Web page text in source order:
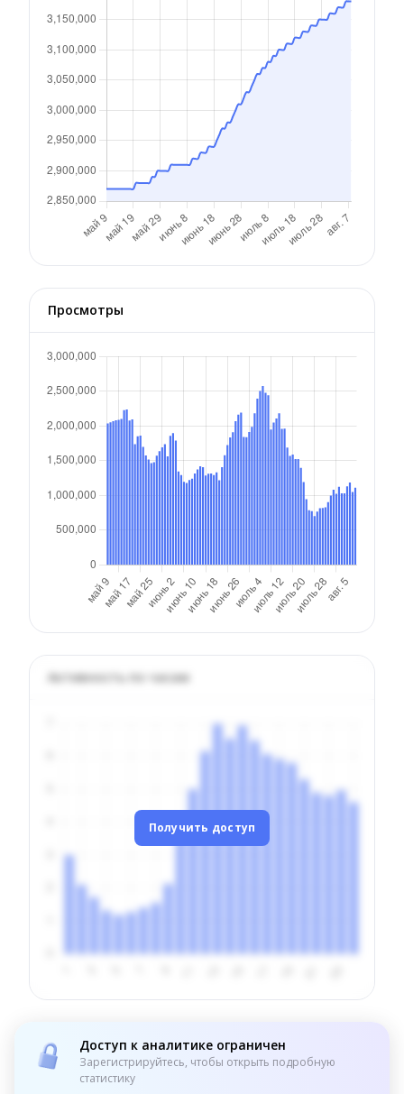
Просмотры
Активность по часам
Получить доступ
Доступ к аналитике ограничен
Зарегистрируйтесь, чтобы открыть подробную
статистику